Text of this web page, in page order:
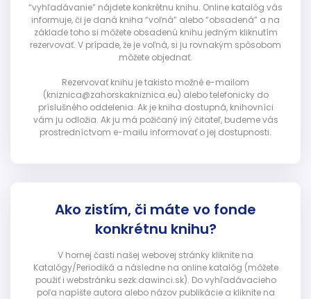
“vyhľadávanie” nájdete konkrétnu knihu. Online katalóg vás
informuje, či je daná kniha “voľná” alebo “obsadená” a na
základe toho si môžete obsadenú knihu jedným kliknutím
rezervovať. V prípade, že je voľná, si ju rovnakým spôsobom
môžete objednať.
Rezervovať knihu je takisto možné e-mailom
(kniznica@zahorskakniznica.eu) alebo telefonicky do
príslušného oddelenia. Ak je kniha dostupná, knihovníci
vám ju odložia. Ak ju má požičaný iný čitateľ, budeme vás
prostredníctvom e-mailu informovať o jej dostupnosti.
Ako zistím, či máte vo fonde
konkrétnu knihu?
V hornej časti našej webovej stránky kliknite na
Katalógy/Periodiká a následne na online katalóg (môžete
použiť i webstránku sezk.dawinci.sk). Do vyhľadávacieho
poľa napíšte autora alebo názov publikácie a kliknite na